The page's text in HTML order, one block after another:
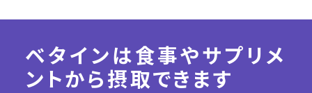
ベタインは食事やサプリメ
ントから摂取できます